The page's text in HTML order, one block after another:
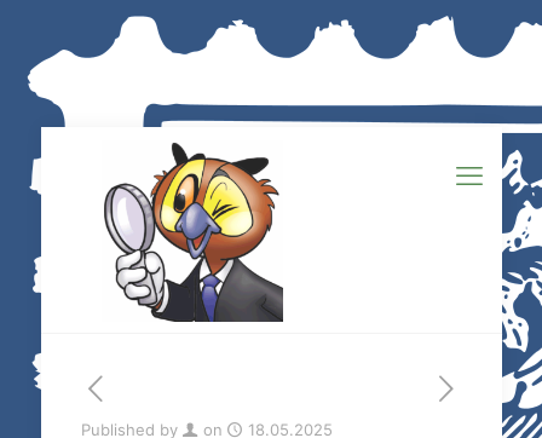
Published by on 18.05.2025